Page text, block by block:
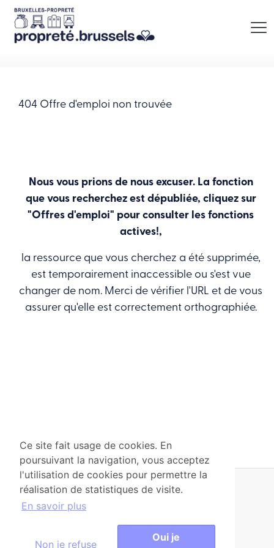
Ce site fait usage de cookies. En
poursuivant la navigation, vous acceptez
l'utilisation de cookies pour permettre la
réalisation de statistiques de visite.
En savoir plus
Non je refuse
Oui je
Aller au contenu
404 Offre d'emploi non trouvée
Nous vous prions de nous excuser. La fonction
que vous recherchez est dépubliée, cliquez sur
"Offres d'emploi" pour consulter les fonctions
actives!,
la ressource que vous cherchez a été supprimée,
est temporairement inaccessible ou s'est vue
changer de nom. Merci de vérifier l'URL et de vous
assurer qu'elle est correctement orthographiée.
© ARP-GAN Bruxelles-Propreté 2026